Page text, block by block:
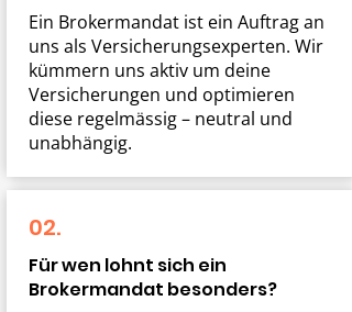
Ein Brokermandat ist ein Auftrag an
uns als Versicherungsexperten. Wir
kümmern uns aktiv um deine
Versicherungen und optimieren
diese regelmässig – neutral und
unabhängig.
02.
Für wen lohnt sich ein
Brokermandat besonders?